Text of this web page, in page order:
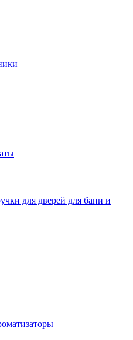
для дверей для бани и